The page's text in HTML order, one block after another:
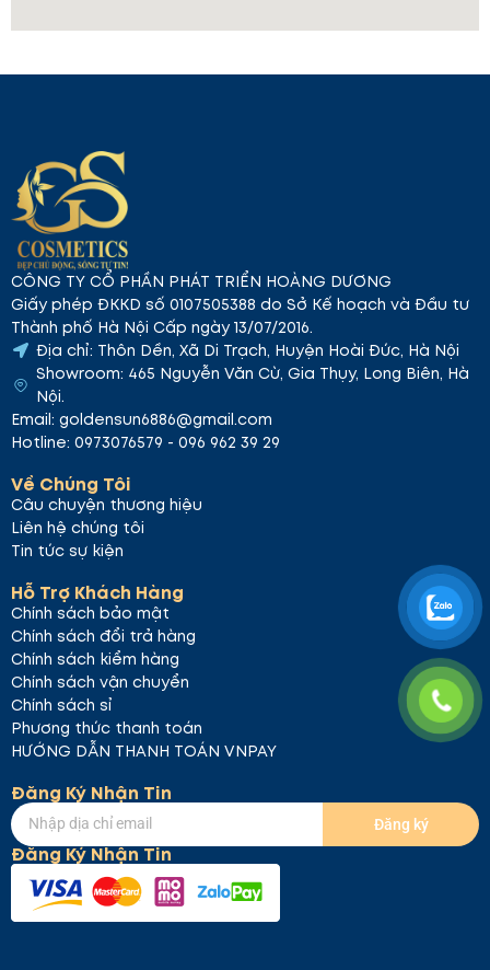
CÔNG TY CỔ PHẦN PHÁT TRIỂN HOÀNG DƯƠNG
Giấy phép ĐKKD số 0107505388 do Sở Kế hoạch và Đầu tư
Thành phố Hà Nội Cấp ngày 13/07/2016.
Địa chỉ: Thôn Dền, Xã Di Trạch, Huyện Hoài Đức, Hà Nội
Showroom: 465 Nguyễn Văn Cừ, Gia Thụy, Long Biên, Hà
Nội.
Email: goldensun6886@gmail.com
Hotline: 0973076579 - 096 962 39 29
Về Chúng Tôi
Câu chuyện thương hiệu
Liên hệ chúng tôi
Tin tức sự kiện
Hỗ Trợ Khách Hàng
Chính sách bảo mật
Chính sách đổi trả hàng
Chính sách kiểm hàng
Chính sách vận chuyển
Chính sách sỉ
Phương thức thanh toán
HƯỚNG DẪN THANH TOÁN VNPAY
Đăng Ký Nhận Tin
Đăng ký
Đăng Ký Nhận Tin